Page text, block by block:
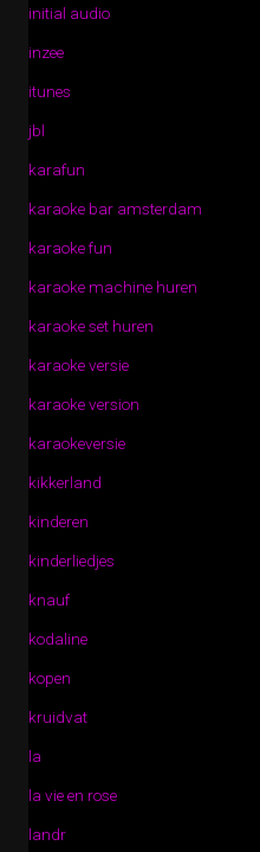
initial audio
inzee
itunes
jbl
karafun
karaoke bar amsterdam
karaoke fun
karaoke machine huren
karaoke set huren
karaoke versie
karaoke version
karaokeversie
kikkerland
kinderen
kinderliedjes
knauf
kodaline
kopen
kruidvat
la
la vie en rose
landr